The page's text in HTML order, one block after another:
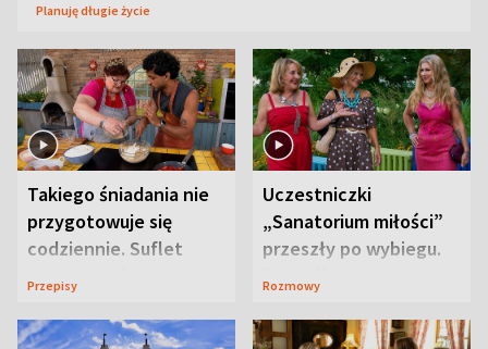
Planuję długie życie
Takiego śniadania nie
przygotowuje się
codziennie. Suflet
serowy zachwyca
Przepisy
Uczestniczki
„Sanatorium miłości”
przeszły po wybiegu.
Te stylizacje
Rozmowy